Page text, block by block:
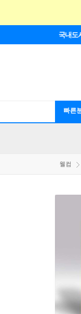
국내도
빠른
웰컴